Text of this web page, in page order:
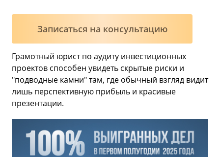
Записаться на консультацию
Грамотный юрист по аудиту инвестиционных
проектов способен увидеть скрытые риски и
"подводные камни" там, где обычный взгляд видит
лишь перспективную прибыль и красивые
презентации.